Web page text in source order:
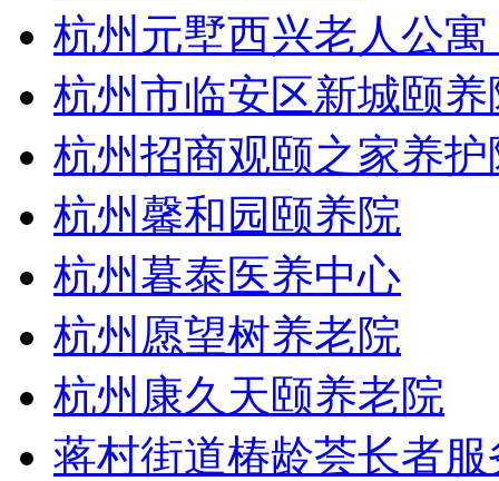
杭州元墅西兴老人公
杭州市临安区新城颐养
杭州招商观颐之家养护
杭州馨和园颐养院
杭州暮泰医养中心
杭州愿望树养老院
杭州康久天颐养老院
蒋村街道椿龄荟长者